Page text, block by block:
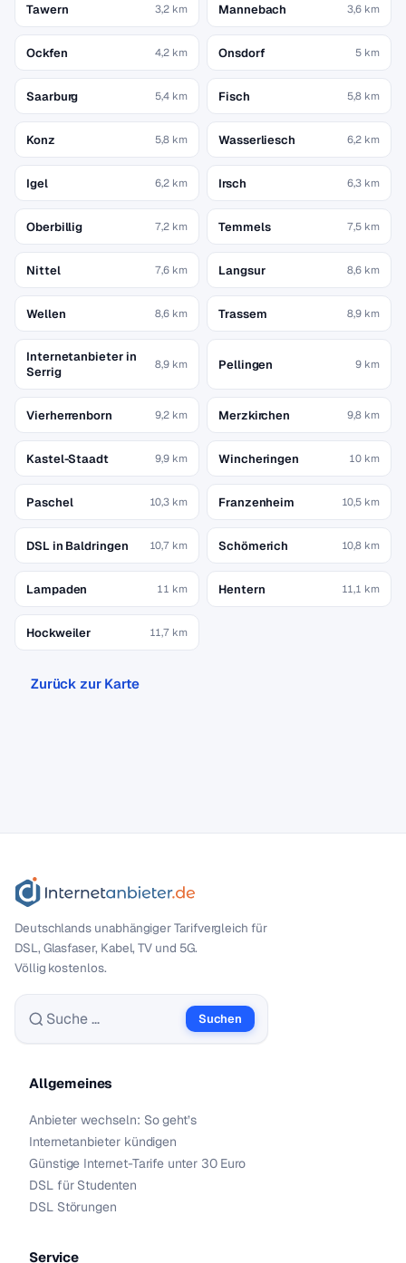
Tawern 3,2 km Mannebach 3,6 km
Ockfen 4,2 km Onsdorf 5 km
Saarburg 5,4 km Fisch 5,8 km
Konz 5,8 km Wasserliesch 6,2 km
Igel 6,2 km Irsch 6,3 km
Oberbillig 7,2 km Temmels 7,5 km
Nittel 7,6 km Langsur 8,6 km
Wellen 8,6 km Trassem 8,9 km
Internetanbieter in
Serrig
8,9 km Pellingen 9 km
Vierherrenborn 9,2 km Merzkirchen 9,8 km
Kastel-Staadt 9,9 km Wincheringen 10 km
Paschel 10,3 km Franzenheim 10,5 km
DSL in Baldringen 10,7 km Schömerich 10,8 km
Lampaden 11 km Hentern 11,1 km
Hockweiler 11,7 km
Zurück zur Karte
Deutschlands unabhängiger Tarif­vergleich für
DSL, Glasfaser, Kabel, TV und 5G.
Völlig kostenlos.
Suche nach:
Suchen
Allgemeines
Anbieter wechseln: So geht’s
Internetanbieter kündigen
Günstige Internet-Tarife unter 30 Euro
DSL für Studenten
DSL Störungen
Service